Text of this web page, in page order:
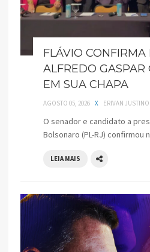
FLÁVIO
ALFREDO GASPAR
EM SUA CHAPA
AGOSTO 05, 2026 X ERIVAN JUSTINO
O senador e candidato a
Bolsonaro (PL-RJ) confirmou
LEIA MAIS